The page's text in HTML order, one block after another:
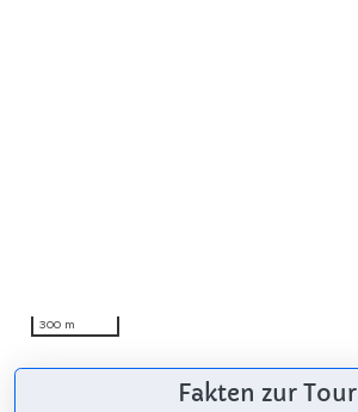
300 m
Fakten zur Tour